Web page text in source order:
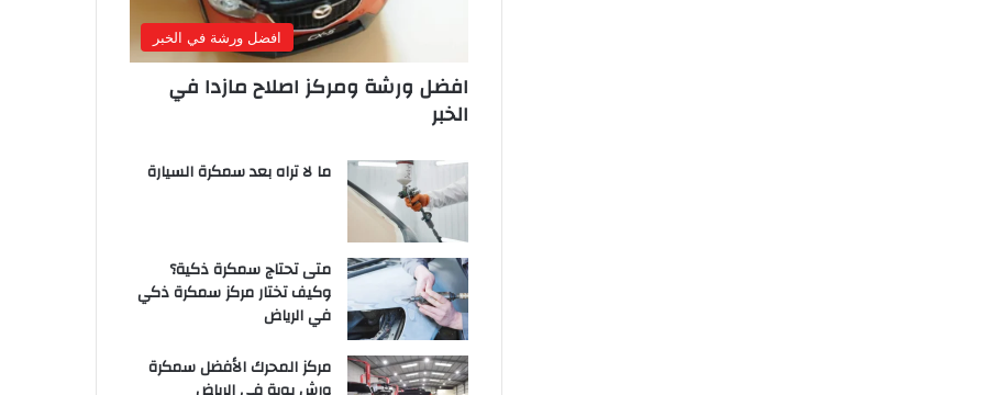
افضل ورشة في الخبر
افضل ورشة ومركز اصلاح مازدا في
الخبر
ما لا تراه بعد سمكرة السيارة
متى تحتاج سمكرة ذكية؟
وكيف تختار مركز سمكرة ذكي
في الرياض
مركز المحرك الأفضل سمكرة